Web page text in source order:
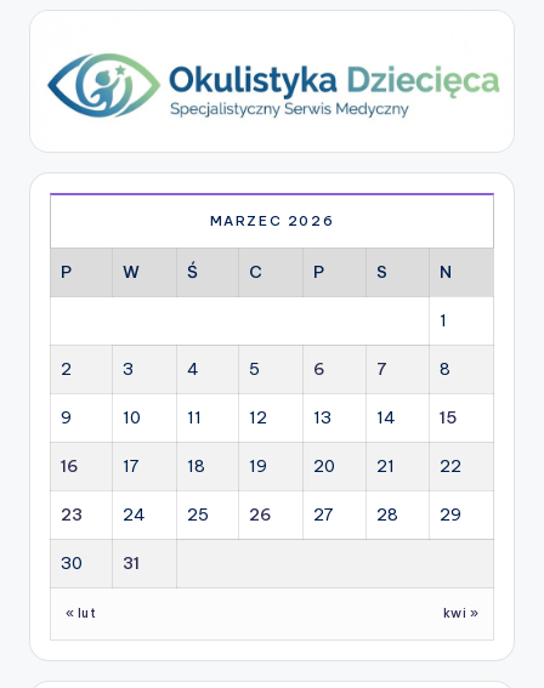
MARZEC 2026
P W Ś C P S N
1
2 3 4 5 6 7 8
9 10 11 12 13 14 15
16 17 18 19 20 21 22
23 24 25 26 27 28 29
30 31
« lut kwi »